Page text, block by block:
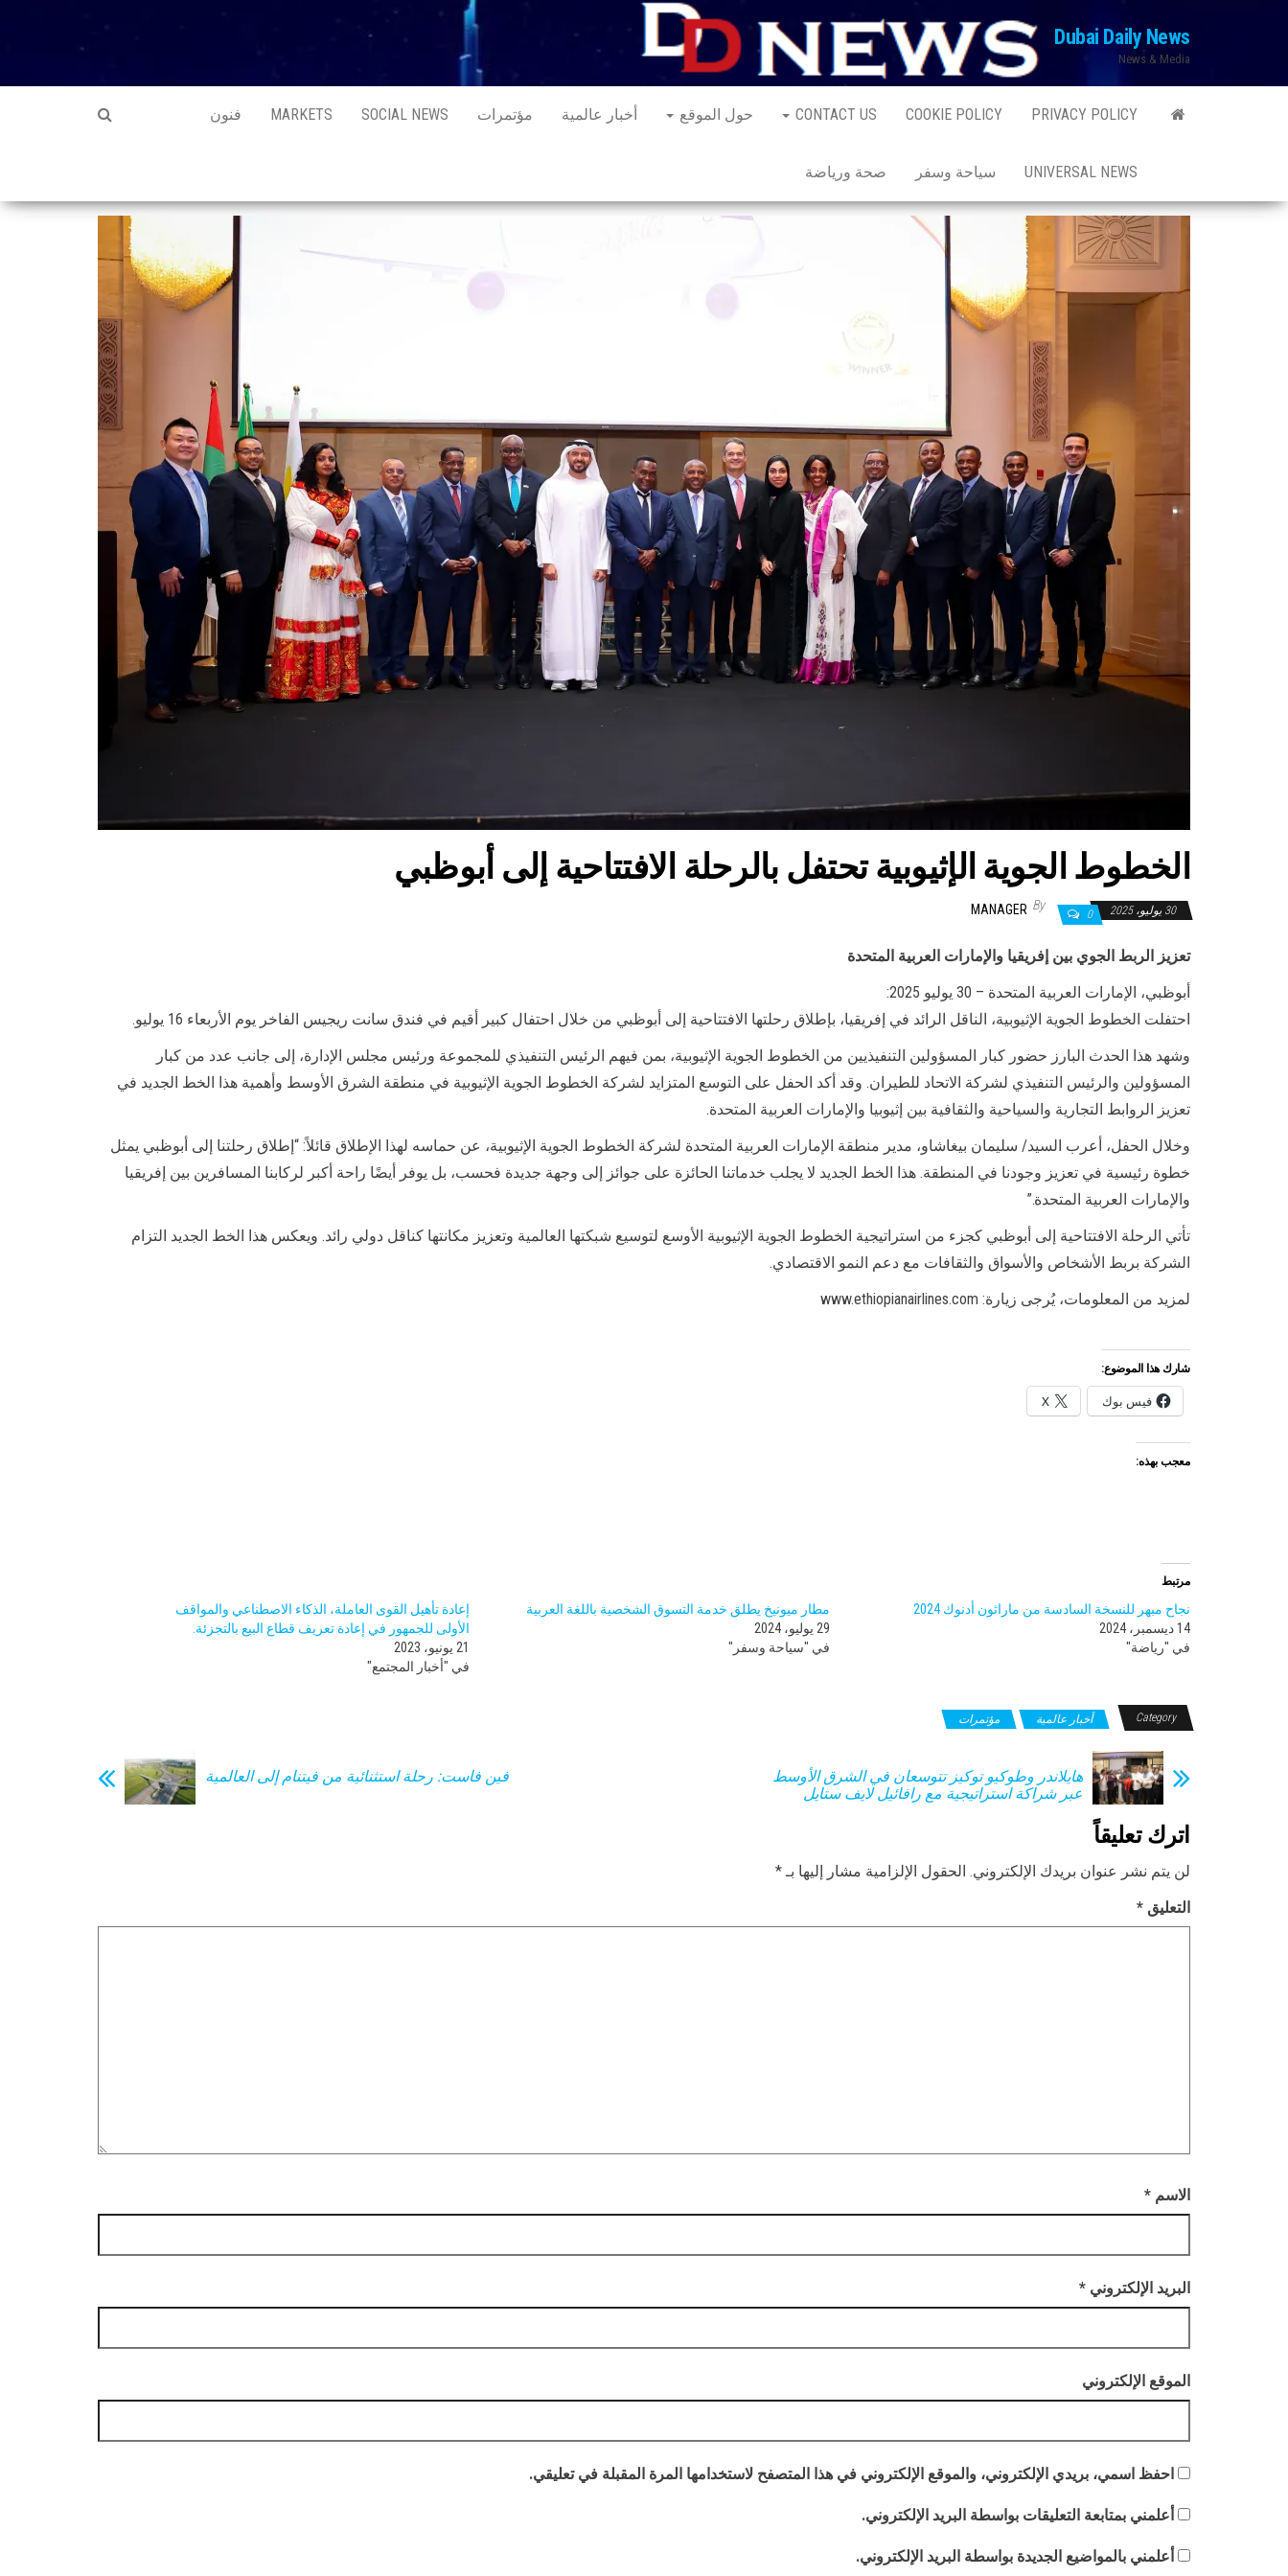
content
Dubai Daily News
News & Media
PRIVACY POLICY
COOKIE POLICY
CONTACT US حول الموقع أخبار عالمية مؤتمرات SOCIAL NEWS
MARKETS فنون
UNIVERSAL NEWS سياحة وسفر صحة ورياضة
الخطوط الجوية الإثيوبية تحتفل بالرحلة الافتتاحية إلى أبوظبي
30 يوليو، 2025 0
By
MANAGER
تعزيز الربط الجوي بين إفريقيا والإمارات العربية المتحدة
أبوظبي، الإمارات العربية المتحدة – 30 يوليو 2025:
احتفلت الخطوط الجوية الإثيوبية، الناقل الرائد في إفريقيا، بإطلاق رحلتها الافتتاحية إلى أبوظبي من خلال احتفال كبير أقيم في فندق سانت ريجيس الفاخر يوم الأربعاء 16 يوليو.
وشهد هذا الحدث البارز حضور كبار المسؤولين التنفيذيين من الخطوط الجوية الإثيوبية، بمن فيهم الرئيس التنفيذي للمجموعة ورئيس مجلس الإدارة، إلى جانب عدد من كبار
المسؤولين والرئيس التنفيذي لشركة الاتحاد للطيران. وقد أكد الحفل على التوسع المتزايد لشركة الخطوط الجوية الإثيوبية في منطقة الشرق الأوسط وأهمية هذا الخط الجديد في
تعزيز الروابط التجارية والسياحية والثقافية بين إثيوبيا والإمارات العربية المتحدة.
وخلال الحفل، أعرب السيد/ سليمان بيغاشاو، مدير منطقة الإمارات العربية المتحدة لشركة الخطوط الجوية الإثيوبية، عن حماسه لهذا الإطلاق قائلاً: “إطلاق رحلتنا إلى أبوظبي يمثل
خطوة رئيسية في تعزيز وجودنا في المنطقة. هذا الخط الجديد لا يجلب خدماتنا الحائزة على جوائز إلى وجهة جديدة فحسب، بل يوفر أيضًا راحة أكبر لركابنا المسافرين بين إفريقيا
والإمارات العربية المتحدة.”
تأتي الرحلة الافتتاحية إلى أبوظبي كجزء من استراتيجية الخطوط الجوية الإثيوبية الأوسع لتوسيع شبكتها العالمية وتعزيز مكانتها كناقل دولي رائد. ويعكس هذا الخط الجديد التزام
الشركة بربط الأشخاص والأسواق والثقافات مع دعم النمو الاقتصادي.
لمزيد من المعلومات، يُرجى زيارة: www.ethiopianairlines.com
شارك هذا الموضوع:
فيس بوك X
معجب بهذه:
مرتبط
نجاح مبهر للنسخة السادسة من ماراثون أدنوك 2024
14 ديسمبر، 2024
في "رياضة"
مطار ميونيخ يطلق خدمة التسوق الشخصية باللغة العربية
29 يوليو، 2024
في "سياحة وسفر"
إعادة تأهيل القوى العاملة، الذكاء الاصطناعي والمواقف
الأولى للجمهور في إعادة تعريف قطاع البيع بالتجزئة.
21 يونيو، 2023
في "أخبار المجتمع"
Category أخبار عالمية مؤتمرات
فين فاست: رحلة استثنائية من فيتنام إلى العالمية
هايلاندر وطوكيو توكيز تتوسعان في الشرق الأوسط
عبر شراكة استراتيجية مع رافائيل لايف ستايل
اترك تعليقاً
لن يتم نشر عنوان بريدك الإلكتروني. الحقول الإلزامية مشار إليها بـ *
التعليق *
الاسم *
البريد الإلكتروني *
الموقع الإلكتروني
احفظ اسمي، بريدي الإلكتروني، والموقع الإلكتروني في هذا المتصفح لاستخدامها المرة المقبلة في تعليقي.
أعلمني بمتابعة التعليقات بواسطة البريد الإلكتروني.
أعلمني بالمواضيع الجديدة بواسطة البريد الإلكتروني.